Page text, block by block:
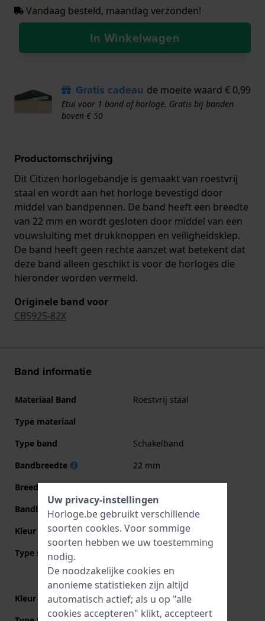
Vandaag besteld, maandag verzonden!
In Winkelwagen
Gratis cadeau de moeite waard € 0,99
Etui voor 1 band of horloge. Gratis bij banden
boven € 50
Productomschrijving
Dit Citizen horlogebandje is gemaakt van roestvrij
staal en wordt aan het horloge bevestigd door
middel van bandpennen. De band heeft een breedte
van 22 mm en wordt gesloten door middel van een
vouwsluiting met drukknoppen en veiligheidsklep.
De band heeft geen rechte aanzet wat betekent dat
deze band alleen geschikt is voor de horloges die
hieronder worden vermeld.
Originele band voor
CB5925-82X
Band informatie
Materiaal Band
Roestvrij staal
Type materiaal
Type band
Schakelband
Bandbreedte
22 mm
Breedte bandaanzet
22 mm
Bandbreedte bij sluiting
20 mm
Kleur Band
Zwart
Type sluiting
veiligheidsklep
Kleur sluiting
Zwart
Uw privacy-instellingen
Horloge.be gebruikt verschillende
soorten cookies. Voor sommige
soorten hebben we uw toestemming
nodig.
De noodzakelijke cookies en
anonieme statistieken zijn altijd
automatisch actief; als u op "alle
cookies accepteren" klikt, accepteert